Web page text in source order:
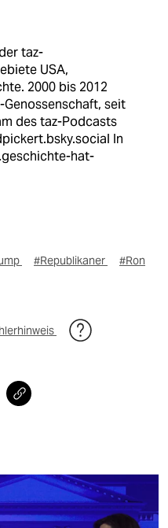
taz-
USA,
2000 bis 2012
seit
des taz-Podcasts
In
hat-
#Republikaner
#Ron